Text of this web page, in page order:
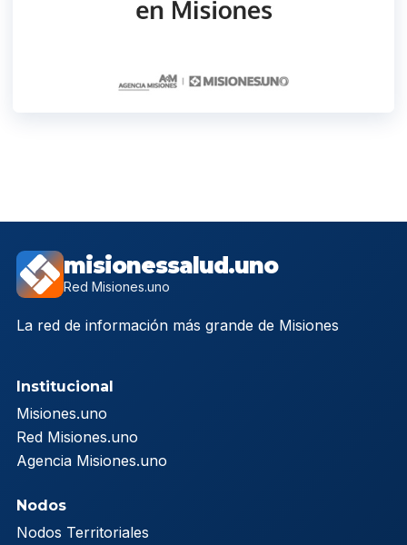
misionessalud.uno
Red Misiones.uno
La red de información más grande de Misiones
Institucional
Misiones.uno
Red Misiones.uno
Agencia Misiones.uno
Nodos
Nodos Territoriales